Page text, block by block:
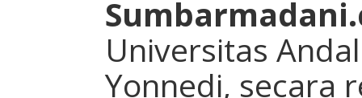
Universitas
Yonnedi, secara